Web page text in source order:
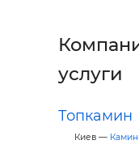
услуги
Топкамин
Киев —